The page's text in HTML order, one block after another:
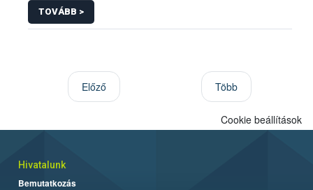
TOVÁBB >
Előző Több
Cookie beállítások
Hivatalunk
Bemutatkozás